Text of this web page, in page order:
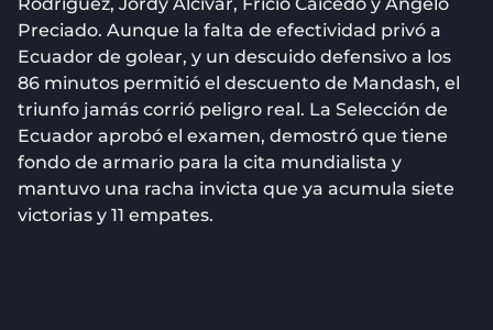
Preciado. Aunque la falta de efectividad privó a
Ecuador de golear, y un descuido defensivo a los
86 minutos permitió el descuento de Mandash, el
triunfo jamás corrió peligro real. La Selección de
Ecuador aprobó el examen, demostró que tiene
fondo de armario para la cita mundialista y
mantuvo una racha invicta que ya acumula siete
victorias y 11 empates.